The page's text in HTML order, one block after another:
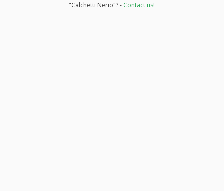
"Calchetti Nerio"? - Contact us!